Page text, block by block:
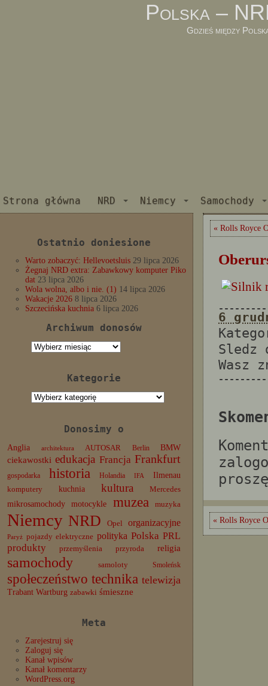
Polska –
Gdzieś między
Strona główna NRD Niemcy Samochody
Ostatnio doniesione
Warto zobaczyć: Hellevoetsluis 29 lipca 2026
Żegnaj NRD extra: Zabawkowy komputer Piko
dat 23 lipca 2026
Wola wolna, albo i nie. (1) 14 lipca 2026
Wakacje 2026 8 lipca 2026
Szczecińska kuchnia 6 lipca 2026
Archiwum donosów
Archiwum
Kategorie
Kategorie
Donosimy o
Anglia architektura AUTOSAR Berlin BMW
ciekawostki edukacja Francja Frankfurt
gospodarka historia Holandia IFA
Ilmenau
komputery
kuchnia kultura Mercedes
mikrosamochody motocykle muzea muzyka
Niemcy NRD Opel organizacyjne
Paryż pojazdy elektryczne polityka Polska PRL
produkty
przemyślenia przyroda religia
samochody samoloty Smoleńsk
społeczeństwo technika telewizja
Trabant Wartburg zabawki śmieszne
Meta
Zarejestruj się
Zaloguj się
Kanał wpisów
Kanał komentarzy
WordPress.org
« Rolls Royce
6
Sledz
Wasz
« Rolls Royce